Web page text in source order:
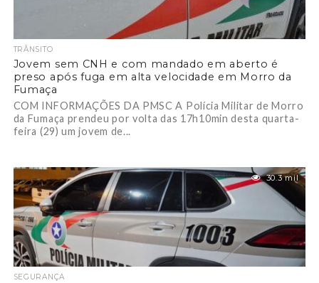
TRÂNSITO
Jovem sem CNH e com mandado em aberto é
preso após fuga em alta velocidade em Morro da
Fumaça
COM INFORMAÇÕES DA PMSC A Polícia Militar de Morro
da Fumaça prendeu por volta das 17h10min desta quarta-
feira (29) um jovem de...
30.3 mil
SEGURANÇA